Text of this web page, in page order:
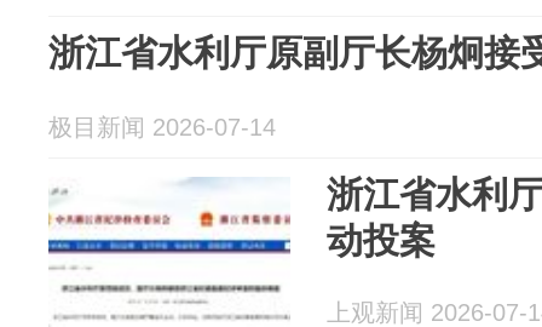
浙江省水利厅原副厅长杨炯接
极目新闻 2026-07-14
浙江省水利
动投案
上观新闻 2026-07-